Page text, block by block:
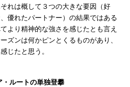
れは概して３つの大きな要因（好
優れたパートナー）の結果ではある
より精神的な強さを感じたとも言え
ズンは何かピンとくるものがあり、
じたと思う。
ルートの単独登攀